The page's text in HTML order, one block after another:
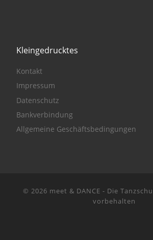
Kleingedrucktes
Kontakt
Impressum
Datenschutz
Bankverbindung
Allgemeine Geschäftsbedingungen
© 2026 meet & DANCE - Die
vorbehalten